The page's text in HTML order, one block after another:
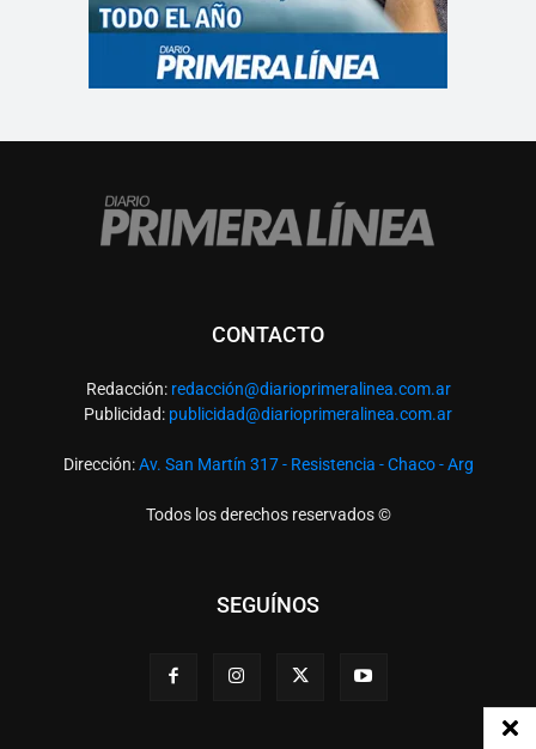
CONTACTO
Redacción: redacción@diarioprimeralinea.com.ar
Publicidad: publicidad@diarioprimeralinea.com.ar
Dirección:Av. San Martín 317 - Resistencia - Chaco - Arg
Todos los derechos reservados ©
SEGUÍNOS